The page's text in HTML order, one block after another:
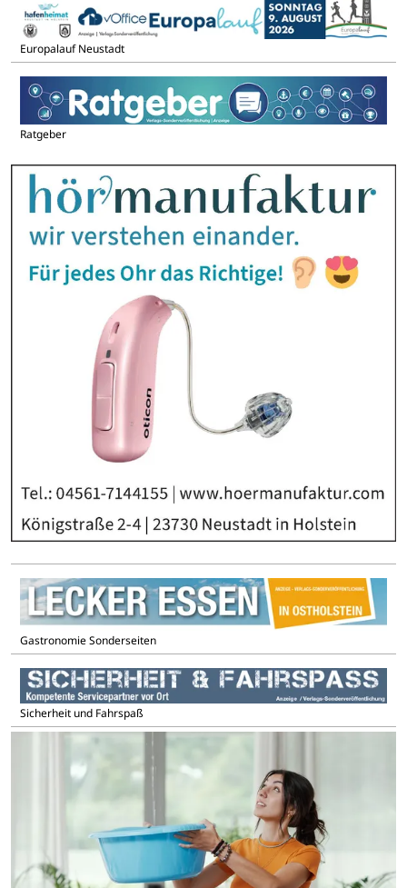
Europalauf Neustadt
Ratgeber
Gastronomie Sonderseiten
Sicherheit und Fahrspaß